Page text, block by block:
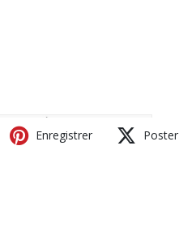
Enregistrer Poster